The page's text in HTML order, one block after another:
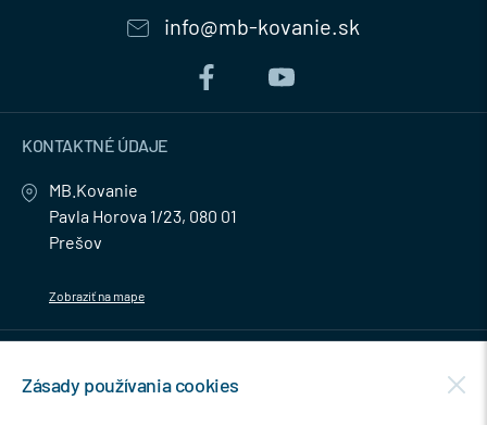
info@mb-kovanie.sk
KONTAKTNÉ ÚDAJE
MB.Kovanie
Pavla Horova 1/23, 080 01
Prešov
Zobraziť na mape
Zásady používania cookies